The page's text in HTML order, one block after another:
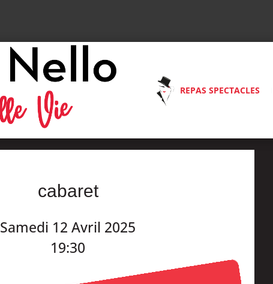
REPAS SPECTACLES
cabaret
Samedi 12 Avril 2025
19:30